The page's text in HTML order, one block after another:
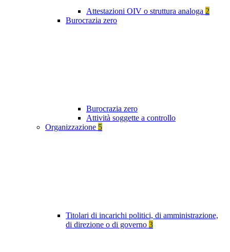
Attestazioni OIV o struttura analoga 2
Burocrazia zero
Burocrazia zero
Attività soggette a controllo
Organizzazione 5
Titolari di incarichi politici, di amministrazione,
di direzione o di governo 3